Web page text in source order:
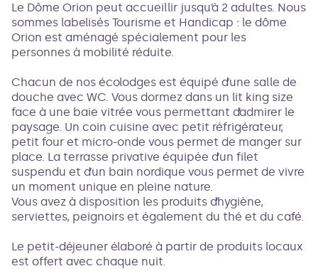
Le Dôme Orion peut accueillir jusqu’à 2 adultes. Nous
sommes labelisés Tourisme et Handicap : le dôme
Orion est aménagé spécialement pour les
personnes à mobilité réduite.
Chacun de nos écolodges est équipé d’une salle de
douche avec WC. Vous dormez dans un lit king size
face à une baie vitrée vous permettant d’admirer le
paysage. Un coin cuisine avec petit réfrigérateur,
petit four et micro-onde vous permet de manger sur
place. La terrasse privative équipée d’un filet
suspendu et d’un bain nordique vous permet de vivre
un moment unique en pleine nature.
Vous avez à disposition les produits d’hygiène,
serviettes, peignoirs et également du thé et du café.
Le petit-déjeuner élaboré à partir de produits locaux
est offert avec chaque nuit.